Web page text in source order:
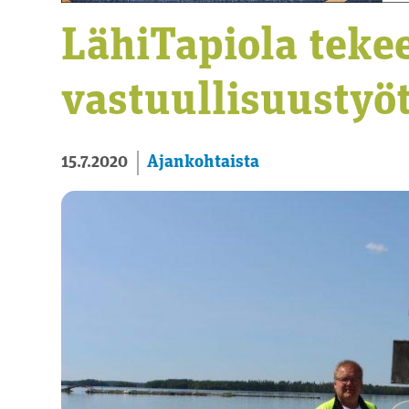
LähiTapiola
15.7.2020 Ajankohtaista